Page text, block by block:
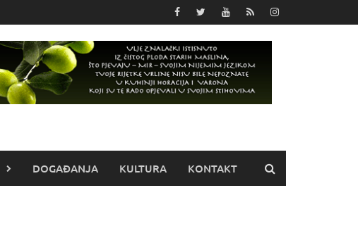
DOGAĐANJA KULTURA KONTAKT